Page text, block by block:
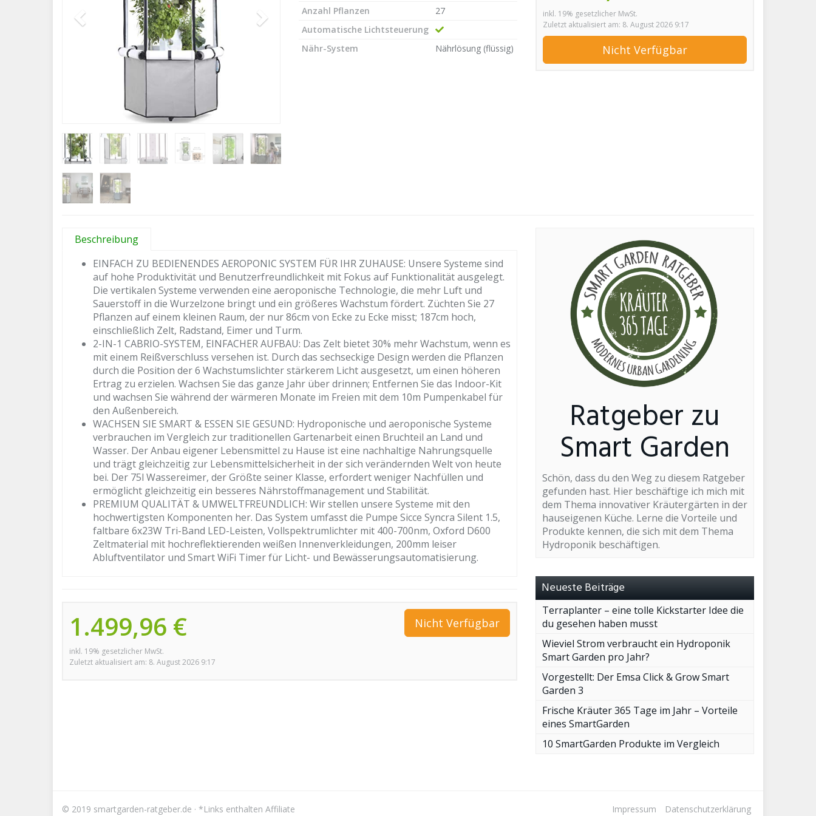
inkl. 19% gesetzlicher MwSt.
Zuletzt aktualisiert am: 8. August 2026 9:17
Nicht Verfügbar
Anzahl Pflanzen
27
Automatische Lichtsteuerung
Nähr-System
Nährlösung (flüssig)
Beschreibung
EINFACH ZU BEDIENENDES AEROPONIC SYSTEM FÜR IHR ZUHAUSE: Unsere Systeme sind
auf hohe Produktivität und Benutzerfreundlichkeit mit Fokus auf Funktionalität ausgelegt.
Die vertikalen Systeme verwenden eine aeroponische Technologie, die mehr Luft und
Sauerstoff in die Wurzelzone bringt und ein größeres Wachstum fördert. Züchten Sie 27
Pflanzen auf einem kleinen Raum, der nur 86cm von Ecke zu Ecke misst; 187cm hoch,
einschließlich Zelt, Radstand, Eimer und Turm.
2-IN-1 CABRIO-SYSTEM, EINFACHER AUFBAU: Das Zelt bietet 30% mehr Wachstum, wenn es
mit einem Reißverschluss versehen ist. Durch das sechseckige Design werden die Pflanzen
durch die Position der 6 Wachstumslichter stärkerem Licht ausgesetzt, um einen höheren
Ertrag zu erzielen. Wachsen Sie das ganze Jahr über drinnen; Entfernen Sie das Indoor-Kit
und wachsen Sie während der wärmeren Monate im Freien mit dem 10m Pumpenkabel für
den Außenbereich.
WACHSEN SIE SMART & ESSEN SIE GESUND: Hydroponische und aeroponische Systeme
verbrauchen im Vergleich zur traditionellen Gartenarbeit einen Bruchteil an Land und
Wasser. Der Anbau eigener Lebensmittel zu Hause ist eine nachhaltige Nahrungsquelle
und trägt gleichzeitig zur Lebensmittelsicherheit in der sich verändernden Welt von heute
bei. Der 75l Wassereimer, der Größte seiner Klasse, erfordert weniger Nachfüllen und
ermöglicht gleichzeitig ein besseres Nährstoffmanagement und Stabilität.
PREMIUM QUALITÄT & UMWELTFREUNDLICH: Wir stellen unsere Systeme mit den
hochwertigsten Komponenten her. Das System umfasst die Pumpe Sicce Syncra Silent 1.5,
faltbare 6x23W Tri-Band LED-Leisten, Vollspektrumlichter mit 400-700nm, Oxford D600
Zeltmaterial mit hochreflektierenden weißen Innenverkleidungen, 200mm leiser
Abluftventilator und Smart WiFi Timer für Licht- und Bewässerungsautomatisierung.
1.499,96 €
inkl. 19% gesetzlicher MwSt.
Zuletzt aktualisiert am: 8. August 2026 9:17
Nicht Verfügbar
Ratgeber zu
Smart Garden
Schön, dass du den Weg zu diesem Ratgeber
gefunden hast. Hier beschäftige ich mich mit
dem Thema innovativer Kräutergärten in der
hauseigenen Küche. Lerne die Vorteile und
Produkte kennen, die sich mit dem Thema
Hydroponik beschäftigen.
Neueste Beiträge
Terraplanter – eine tolle Kickstarter Idee die
du gesehen haben musst
Wieviel Strom verbraucht ein Hydroponik
Smart Garden pro Jahr?
Vorgestellt: Der Emsa Click & Grow Smart
Garden 3
Frische Kräuter 365 Tage im Jahr – Vorteile
eines SmartGarden
10 SmartGarden Produkte im Vergleich
© 2019 smartgarden-ratgeber.de · *Links enthalten Affiliate
Impressum Datenschutzerklärung